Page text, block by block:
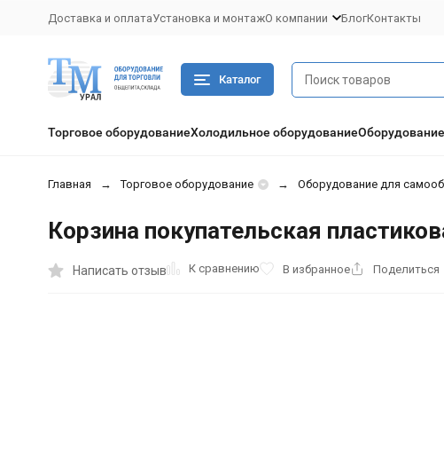
Доставка и оплатаУстановка и монтажО компании БлогКонтакты
Каталог
Торговое оборудованиеХолодильное оборудование
Главная Торговое оборудование Оборудование для
Корзина покупательская
Написать отзыв К сравнению В избранное Поделиться